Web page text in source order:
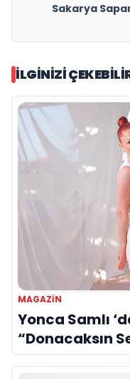
Sakarya
İLGINIZI
MAGAZIN
Yonca Samlı
“Donacaksın